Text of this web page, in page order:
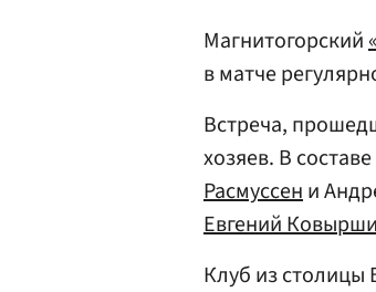
Магнитогорский
в матче
Встреча,
хозяев. В
Расмуссени
Евгений
Клуб из столицы